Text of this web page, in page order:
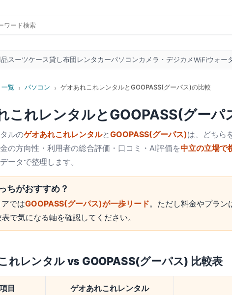
スーツケース貸し布団レンタカーパソコンカメラ・デジカメWiFiウォー
覧 › パソコン › ゲオあれこれレンタルとGOOPASS(グーパス)の比較
これレンタルとGOOPASS(グーパ
ルのゲオあれこれレンタルとGOOPASS(グーパス)は、どちら
の方向性・利用者の総合評価・口コミ・AI評価を中立の立場で
ータで整理します。
ちがおすすめ？
ではGOOPASS(グーパス)が一歩リード。ただし料金やプラン
で気になる軸を確認してください。
れレンタルvs GOOPASS(グーパス) 比較表
目 ゲオあれこれレンタル